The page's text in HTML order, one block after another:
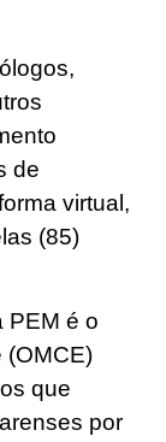
de
virtual,
(85)
PEM é o
(OMCE)
que
por